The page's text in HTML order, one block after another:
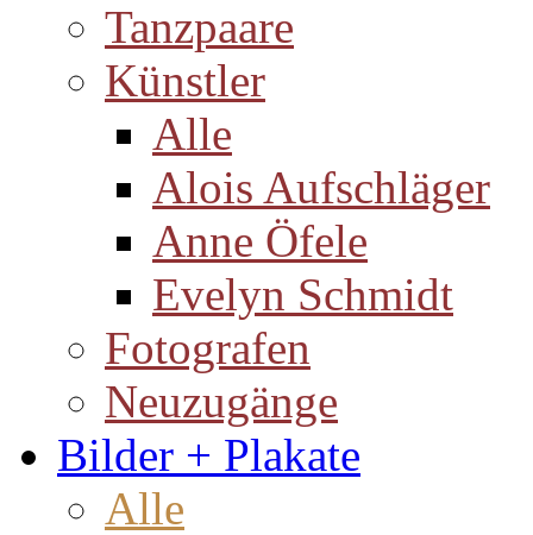
Tanzpaare
Künstler
Alle
Alois Aufschläger
Anne Öfele
Evelyn Schmidt
Fotografen
Neuzugänge
Bilder + Plakate
Alle